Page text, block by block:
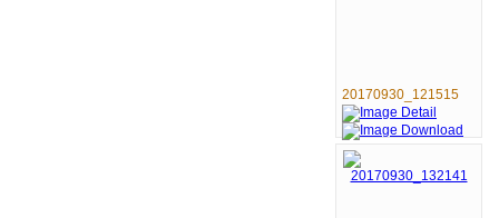
20170930_121515